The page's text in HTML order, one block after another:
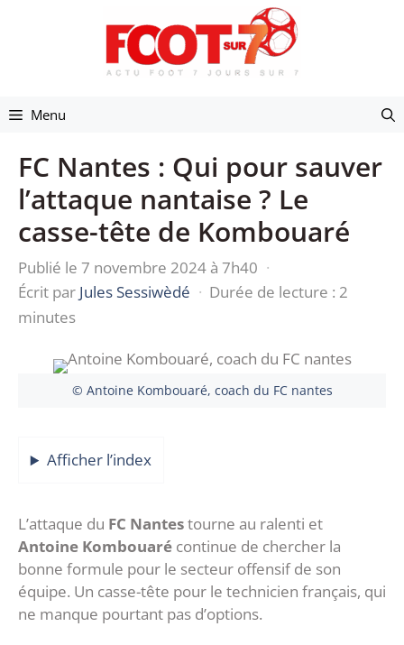
Menu
FC Nantes : Qui pour sauver
l’attaque nantaise ? Le
casse-tête de Kombouaré
Publié le 7 novembre 2024 à 7h40 ·
Écrit par Jules Sessiwèdé · Durée de lecture : 2
minutes
© Antoine Kombouaré, coach du FC nantes
Afficher l’index
L’attaque du FC Nantestourne au ralenti et
Antoine Kombouaré continue de chercher la
bonne formule pour le secteur offensif de son
équipe. Un casse-tête pour le technicien français, qui
ne manque pourtant pas d’options.